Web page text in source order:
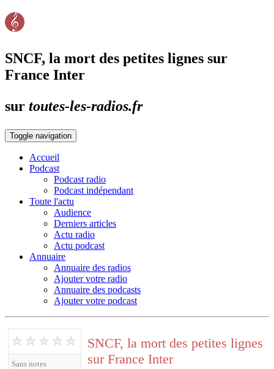
SNCF, la mort des petites lignes sur
France Inter
sur toutes-les-radios.fr
Toggle navigation
Accueil
Podcast
Podcast radio
Podcast indépendant
Toute l'actu
Audience
Derniers articles
Actu radio
Actu podcast
Annuaire
Annuaire des radios
Ajouter votre radio
Annuaire des podcasts
Ajouter votre podcast
★ ★ ★ ★ ★
Sans notes
SNCF, la mort des petites lignes
sur France Inter